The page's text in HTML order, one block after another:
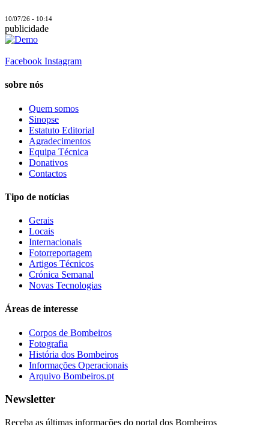
10/07/26 - 10:14
publicidade
Facebook Instagram
sobre nós
Quem somos
Sinopse
Estatuto Editorial
Agradecimentos
Equipa Técnica
Donativos
Contactos
Tipo de notícias
Gerais
Locais
Internacionais
Fotorreportagem
Artigos Técnicos
Crónica Semanal
Novas Tecnologias
Áreas de interesse
Corpos de Bombeiros
Fotografia
História dos Bombeiros
Informações Operacionais
Arquivo Bombeiros.pt
Newsletter
Receba as últimas informações do portal dos Bombeiros